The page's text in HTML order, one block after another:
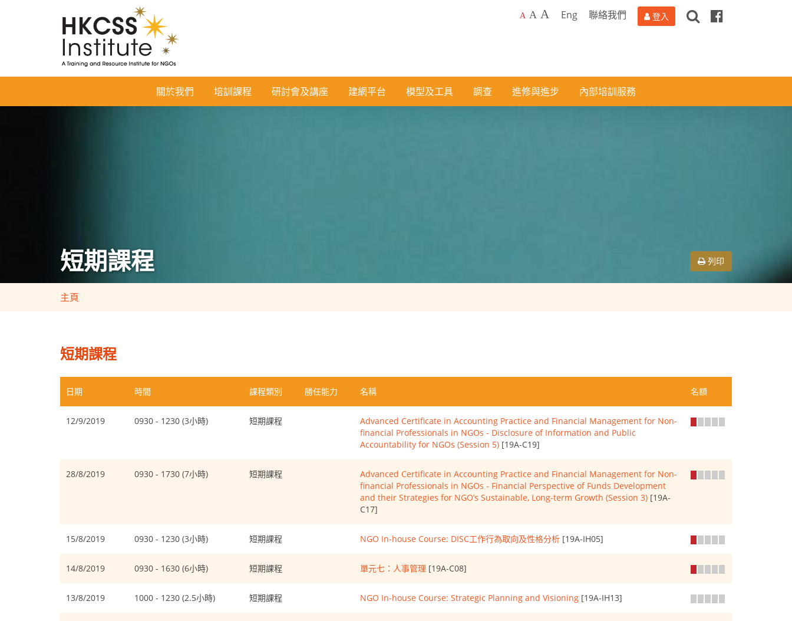
Institute
A A A Eng 聯絡我們 登入
搜 Facebook
關於我們 培訓課程 研討會及講座 建網平台 模型及工具 調查 進修與進步 內部培訓服務
短期課程 列印
主頁
短期課程
日期 時間 課程類別 勝任能力 名稱 名額
12/9/2019 0930 - 1230 (3小時) 短期課程
Advanced Certificate in Accounting Practice and Financial Management for Non-
financial Professionals in NGOs - Disclosure of Information and Public
Accountability for NGOs (Session 5) [19A-C19]
28/8/2019 0930 - 1730 (7小時) 短期課程
Advanced Certificate in Accounting Practice and Financial Management for Non-
financial Professionals in NGOs - Financial Perspective of Funds Development
and their Strategies for NGO’s Sustainable, Long-term Growth (Session 3) [19A-
C17]
15/8/2019 0930 - 1230 (3小時) 短期課程 NGO In-house Course: DISC工作行為取向及性格分析 [19A-IH05]
14/8/2019 0930 - 1630 (6小時) 短期課程 單元七：人事管理 [19A-C08]
13/8/2019 1000 - 1230 (2.5小時) 短期課程 NGO In-house Course: Strategic Planning and Visioning [19A-IH13]